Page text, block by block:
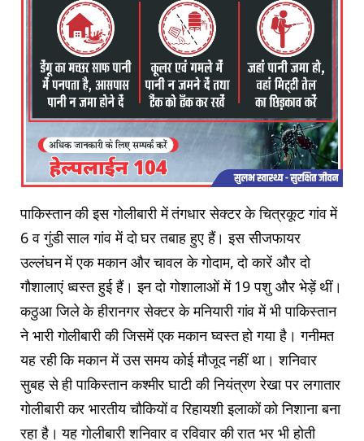
पाकिस्तान की इस गोलीबारी में तंगधार सेक्टर के चित्रकूट गांव में
6 व गुंडी साल गांव में दो घर तबाह हुए हैं। इस सीजफायर
उल्लंघन में एक मकान और चावल के गोदाम, दो कारें और दो
गौशालाएं ध्वस्त हुई हैं। इन दो गोशालाओं में 19 पशु और भेड़ें थीं।
कठुआ जिले के हीरानगर सेक्टर के मनियारी गांव में भी पाकिस्तान
ने भारी गोलीबारी की जिसमें एक मकान घ्वस्त हो गया है। गनीमत
यह रही कि मकान में उस समय कोई मौजूद नहीं था। शनिवार
सुबह से ही पाकिस्तान कश्मीर घाटी की नियंत्रण रेखा पर लगातार
गोलीबारी कर भारतीय चौकियों व रिहायशी इलाकों को निशाना बना
रहा है। यह गोलीबारी शनिवार व रविवार की रात भर भी होती